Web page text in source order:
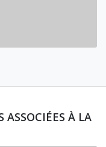
ASSOCIÉES À LA